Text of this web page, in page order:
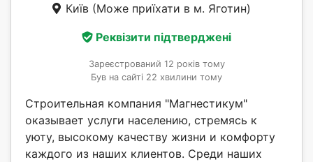
Київ (Може приїхати в м. Яготин)
Реквізити підтверджені
Зареєстрований 12 років тому
Був на сайті 22 хвилини тому
Строительная компания "Магнестикум"
оказывает услуги населению, стремясь к
уюту, высокому качеству жизни и комфорту
каждого из наших клиентов. Среди наших